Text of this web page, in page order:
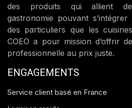
des produits qui allient
gastronomie pouvant
des particuliers que les
COEO a pour mission d’offrir
professionnelle au prix juste.
ENGAGEMENTS
Service client basé en France